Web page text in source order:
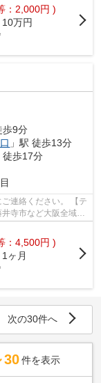
：2,000円 )
10万円
歩9分
」駅 徒歩13分
徒歩17分
ください。 【テ
寺市など大阪全域の
：4,500円 )
1ヶ月
次の30件へ
30 件を表示